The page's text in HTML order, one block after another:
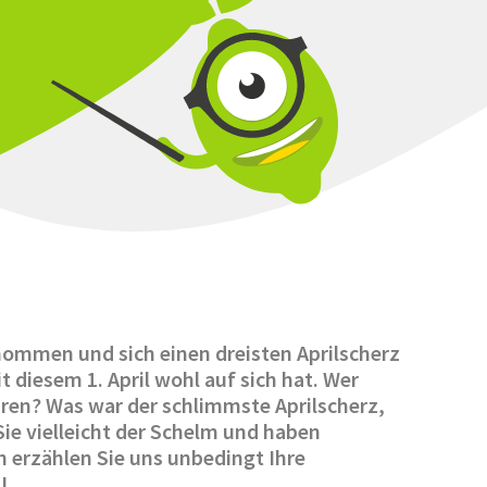
und sich einen dreisten Aprilscherz
1. April wohl auf sich hat. Wer
Was war der schlimmste Aprilscherz,
vielleicht der Schelm und haben
erzählen Sie uns unbedingt Ihre